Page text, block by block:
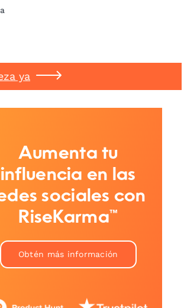
ya
Aumenta tu
influencia en las
sociales con
RiseKarma™
Obtén más información